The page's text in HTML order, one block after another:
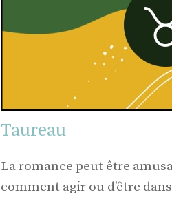
Taureau
La romance peut être
comment agir ou d’être